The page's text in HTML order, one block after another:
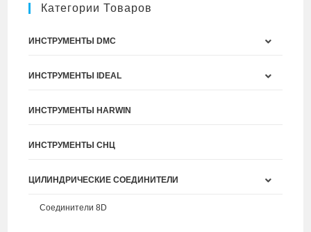
Категории Товаров
ИНСТРУМЕНТЫ DMC
ИНСТРУМЕНТЫ IDEAL
ИНСТРУМЕНТЫ HARWIN
ИНСТРУМЕНТЫ СНЦ
ЦИЛИНДРИЧЕСКИЕ СОЕДИНИТЕЛИ
Соединители 8D